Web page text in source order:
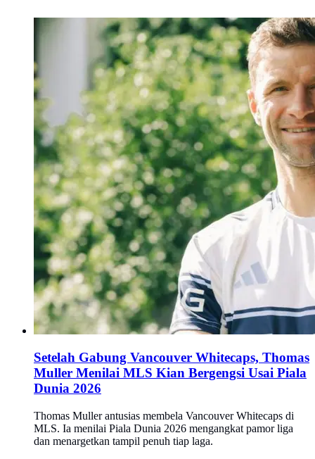
Setelah Gabung Vancouver Whitecaps, Thomas
Muller Menilai MLS Kian Bergengsi Usai Piala
Dunia 2026
Thomas Muller antusias membela Vancouver Whitecaps di
MLS. Ia menilai Piala Dunia 2026 mengangkat pamor liga
dan menargetkan tampil penuh tiap laga.